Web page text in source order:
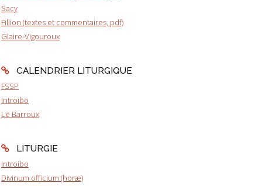
Sacy
Fillion (textes et commentaires, pdf)
Glaire-Vigouroux
CALENDRIER LITURGIQUE
FSSP
Introibo
Le Barroux
LITURGIE
Introibo
Divinum officium (horæ)